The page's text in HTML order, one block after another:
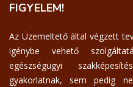
FIGYELEM!
Az Üzemeltető által végzett
igénybe vehető
egészségügyi
gyakorlatnak, sem pedig